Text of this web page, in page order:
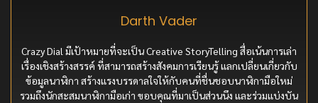
Darth Vader
Crazy Dial มีเป้าหมายที่จะเป็น Creative StoryTelling สื่อเน้นการเล่า
เรื่องเชิงสร้างสรรค์ ที่สามารถสร้างสังคมการเรียนรู้ แลกเปลี่ยนเกี่ยวกับ
ข้อมูลนาฬิกา สร้างแรงบรรดาลใจให้กับคนที่ชื่นชอบนาฬิกามือใหม่
รวมถึงนักสะสมนาฬิกามือเก่า ขอบคุณที่มาเป็นส่วนนึง และร่วมแบ่งบัน